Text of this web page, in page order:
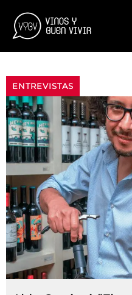
ENTREVISTAS